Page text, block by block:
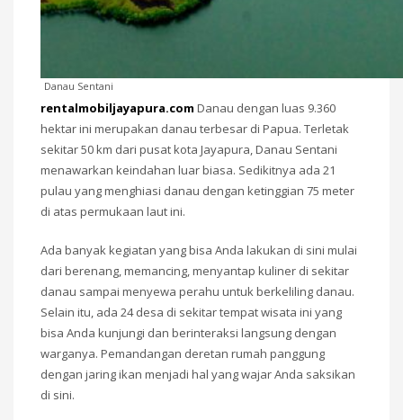
Danau Sentani
rentalmobiljayapura.com Danau dengan luas 9.360
hektar ini merupakan danau terbesar di Papua. Terletak
sekitar 50 km dari pusat kota Jayapura, Danau Sentani
menawarkan keindahan luar biasa. Sedikitnya ada 21
pulau yang menghiasi danau dengan ketinggian 75 meter
di atas permukaan laut ini.
Ada banyak kegiatan yang bisa Anda lakukan di sini mulai
dari berenang, memancing, menyantap kuliner di sekitar
danau sampai menyewa perahu untuk berkeliling danau.
Selain itu, ada 24 desa di sekitar tempat wisata ini yang
bisa Anda kunjungi dan berinteraksi langsung dengan
warganya. Pemandangan deretan rumah panggung
dengan jaring ikan menjadi hal yang wajar Anda saksikan
di sini.